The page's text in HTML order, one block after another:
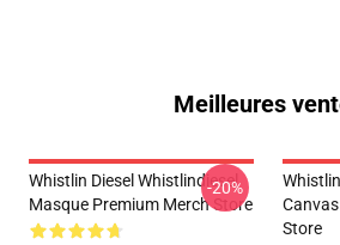
Meilleures
Whistlin Diesel Whistlindiesel
Masque Premium Merch Store
-20%
Store